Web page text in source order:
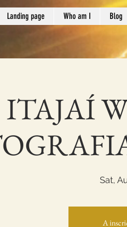
Landing page Who am I Blog
ITAJAÍ
Sat,
A